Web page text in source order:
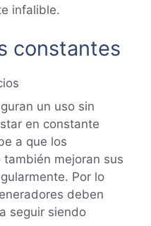
infalible.
constantes
un uso sin
en constante
a que los
mejoran sus
Por lo
deben
seguir siendo